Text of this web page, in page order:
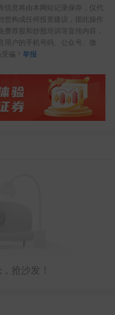
季投入AI算力基础
90%为40亿！
调，美债收益率推
债偿旧债。
单日最大量！恰好
收阴，周四当天正
在K9下影线2291.2
信息将由本网站记录保存，仅代
构成任何投资建议，据此操作
荐股和炒股培训等宣传内容，
用户的手机号码、公众号、微
骗！举报
抢沙发！